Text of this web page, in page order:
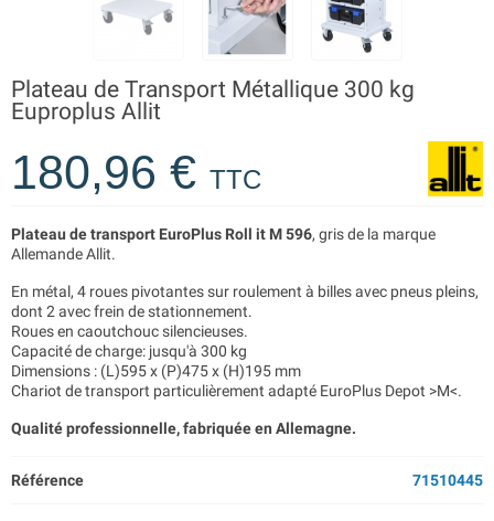
Plateau de Transport Métallique 300 kg
Euproplus Allit
180,96 € TTC
Plateau de transport EuroPlus Roll it M 596, gris de la marque
Allemande Allit.
En métal, 4 roues pivotantes sur roulement à billes avec pneus pleins,
dont 2 avec frein de stationnement.
Roues en caoutchouc silencieuses.
Capacité de charge: jusqu'à 300 kg
Dimensions : (L)595 x (P)475 x (H)195 mm
Chariot de transport particulièrement adapté EuroPlus Depot >M<.
Qualité professionnelle, fabriquée en Allemagne.
Référence 71510445